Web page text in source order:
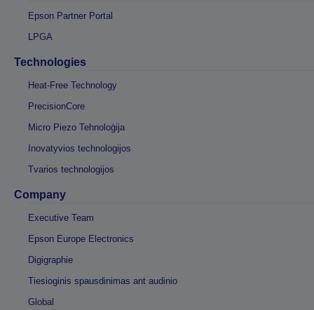
Epson Partner Portal
LPGA
Technologies
Heat-Free Technology
PrecisionCore
Micro Piezo Tehnoloģija
Inovatyvios technologijos
Tvarios technologijos
Company
Executive Team
Epson Europe Electronics
Digigraphie
Tiesioginis spausdinimas ant audinio
Global